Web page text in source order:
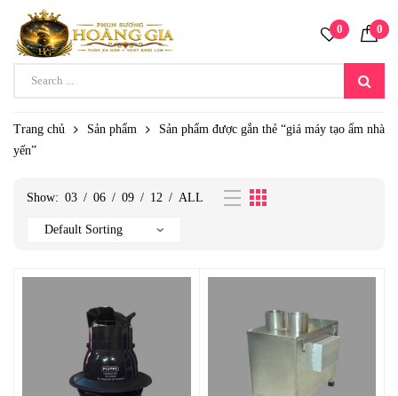
0 0
Trang chủ Sản phẩm
Sản phẩm được gắn thẻ “giá máy tạo ẩm nhà
yến”
Show: 03 / 06 / 09 / 12 / ALL